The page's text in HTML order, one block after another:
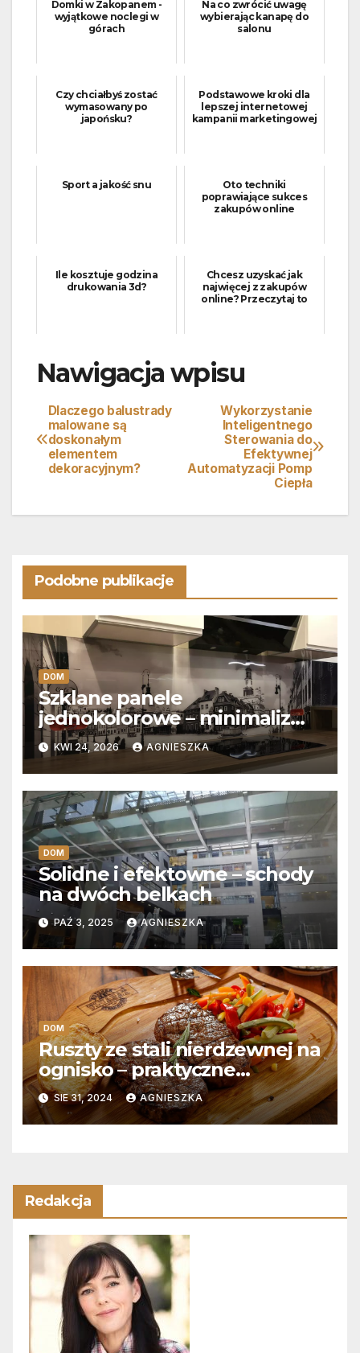
Domki w Zakopanem -
wyjątkowe noclegi w
górach
Na co zwrócić uwagę
wybierając kanapę do
salonu
Czy chciałbyś zostać
wymasowany po
japońsku?
Podstawowe kroki dla
lepszej internetowej
kampanii marketingowej
Sport a jakość snu
Oto techniki
poprawiające sukces
zakupów online
Ile kosztuje godzina
drukowania 3d?
Chcesz uzyskać jak
najwięcej z zakupów
online? Przeczytaj to
Nawigacja wpisu
Wykorzystanie
Inteligentnego
Sterowania do
Efektywnej
Automatyzacji Pomp
Ciepła
Dlaczego balustrady
malowane są
doskonałym
elementem
dekoracyjnym?
Podobne publikacje
DOM
Szklane panele
jednokolorowe – minimalizm
w poznańskich wnętrzach
KWI 24, 2026 AGNIESZKA
DOM
Solidne i efektowne – schody
na dwóch belkach
PAŹ 3, 2025 AGNIESZKA
DOM
Ruszty ze stali nierdzewnej na
ognisko – praktyczne
wskazówki
SIE 31, 2024 AGNIESZKA
Redakcja